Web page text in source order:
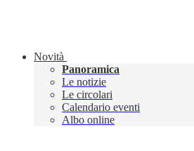
Novità
Panoramica
Le notizie
Le circolari
Calendario eventi
Albo online